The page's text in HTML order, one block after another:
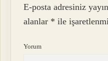
E-posta adresiniz
alanlar * ile
Yorum